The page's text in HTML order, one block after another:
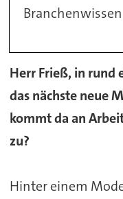
Herr Frieß, in rund
das nächste neue
kommt da an
zu?
Hinter einem